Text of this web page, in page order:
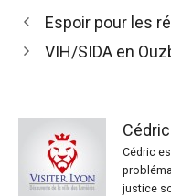
Espoir pour les
VIH/SIDA en
Cédric
Cédric
justice